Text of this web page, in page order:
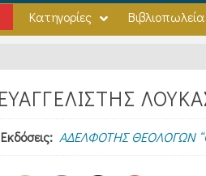
Κατηγορίες Βιβλιοπωλεία
ΕΥΑΓΓΕΛΙΣΤΗΣ
Εκδόσεις: ΑΔΕΛΦΟΤΗΣ ΘΕΟΛΟΓΩΝ